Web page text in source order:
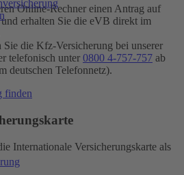
Online-Rechner einen Antrag auf
erhalten Sie die eVB direkt im
die Kfz-​Versicherung bei unserer
telefonisch unter 0800 4-​757-757 ab
deutschen Telefonnetz).
finden
Internationale Versicherungskarte als